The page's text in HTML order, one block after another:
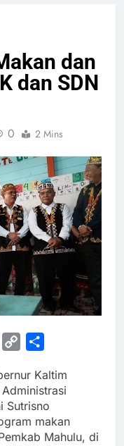
dan
dan SDN
0 2 Mins
Threads
Copy
Kaltim
Sutrisno
makan
Mahulu, di